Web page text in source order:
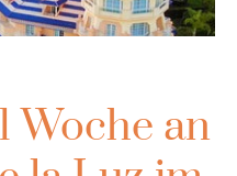
Woche an